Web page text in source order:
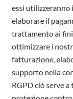
essi utilizzeranno
elaborare il
trattamento ai
ottimizzare i
fatturazione,
supporto nella
RGPD ciò serve